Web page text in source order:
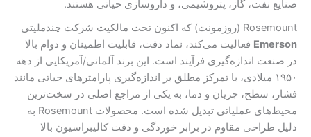
صنایع نفت، گاز، پتروشیمی، و داروسازی حیاتی هستند.
Rosemount (روزمونت) که اکنون تحت مالکیت شرکت چندملیتی
Emerson فعالیت می‌کند، نماد دقت، قابلیت اطمینان و دوام بالا
در صنعت اندازه‌گیری فرآیند است. این برند آلمانی/آمریکایی از دهه
۱۹۵۰ میلادی، با تمرکز مطلق بر اندازه‌گیری پارامترهای حیاتی مانند
فشار، سطح، جریان و دما، به یکی از مراجع اصلی در سخت‌ترین
محیط‌های عملیاتی تبدیل شده است. محصولات Rosemount به
دلیل طراحی مقاوم در برابر خوردگی و دقت کالیبراسیون بالا